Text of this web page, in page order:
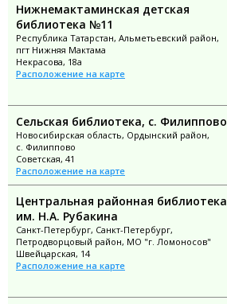
Нижнемактаминская детская
библиотека №11
Республика Татарстан, Альметьевский район,
пгт Нижняя Мактама
Некрасова, 18а
Расположение на карте
Сельская библиотека, с. Филиппово
Новосибирская область, Ордынский район,
с. Филиппово
Советская, 41
Расположение на карте
Центральная районная библиотека
им. Н.А. Рубакина
Санкт-Петербург, Санкт-Петербург,
Петродворцовый район, МО "г. Ломоносов"
Швейцарская, 14
Расположение на карте